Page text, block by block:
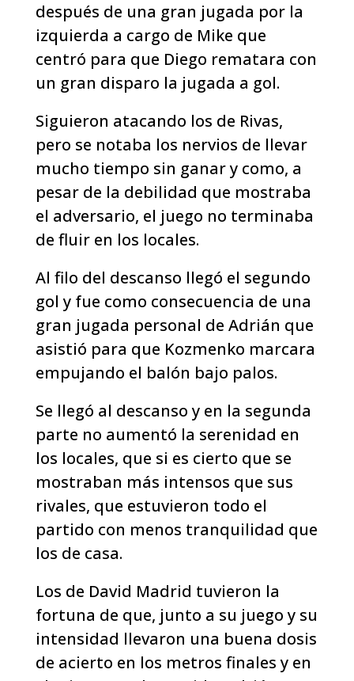
después de una gran jugada por la
izquierda a cargo de Mike que
centró para que Diego rematara con
un gran disparo la jugada a gol.
Siguieron atacando los de Rivas,
pero se notaba los nervios de llevar
mucho tiempo sin ganar y como, a
pesar de la debilidad que mostraba
el adversario, el juego no terminaba
de fluir en los locales.
Al filo del descanso llegó el segundo
gol y fue como consecuencia de una
gran jugada personal de Adrián que
asistió para que Kozmenko marcara
empujando el balón bajo palos.
Se llegó al descanso y en la segunda
parte no aumentó la serenidad en
los locales, que si es cierto que se
mostraban más intensos que sus
rivales, que estuvieron todo el
partido con menos tranquilidad que
los de casa.
Los de David Madrid tuvieron la
fortuna de que, junto a su juego y su
intensidad llevaron una buena dosis
de acierto en los metros finales y en